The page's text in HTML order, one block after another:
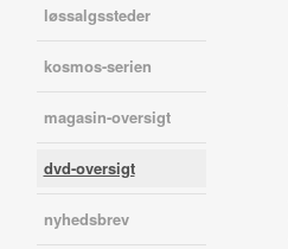
løssalgssteder
kosmos-serien
magasin-oversigt
dvd-oversigt
nyhedsbrev